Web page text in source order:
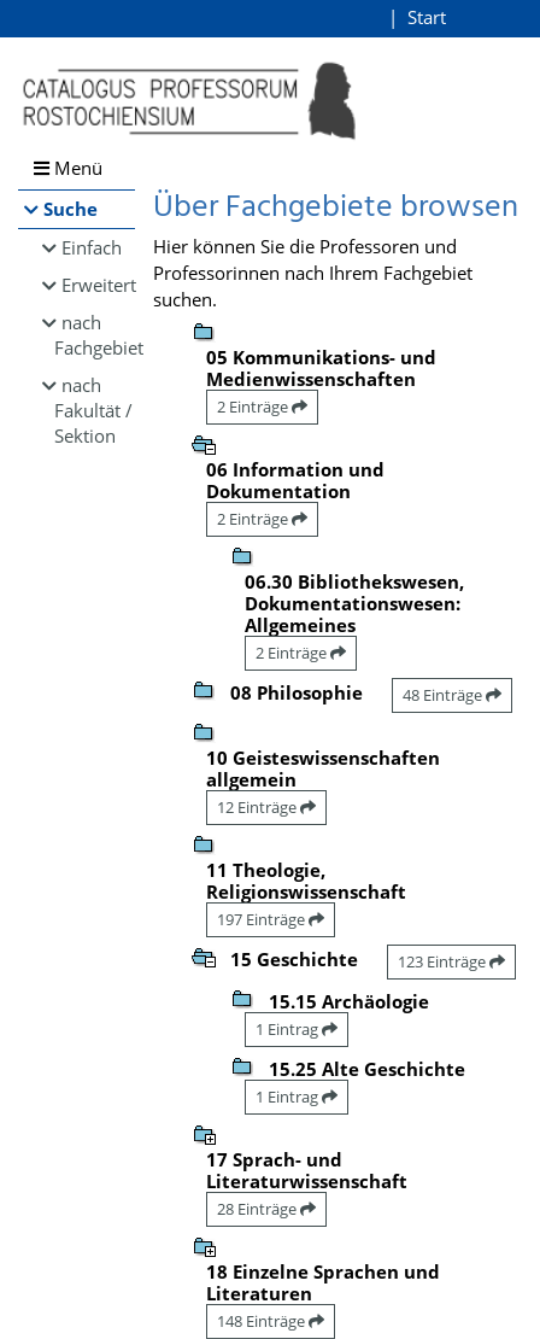
Browsen
direkt zum Inhalt
Start
Menü
Suche
Einfach
Erweitert
nach
Fachgebiet
nach
Fakultät /
Sektion
Über Fachgebiete browsen
Hier können Sie die Professoren und
Professorinnen nach Ihrem Fachgebiet
suchen.
05 Kommunikations- und
Medienwissenschaften
2 Einträge
06 Information und
Dokumentation
2 Einträge
06.30 Bibliothekswesen,
Dokumentationswesen:
Allgemeines
2 Einträge
08 Philosophie 48 Einträge
10 Geisteswissenschaften
allgemein
12 Einträge
11 Theologie,
Religionswissenschaft
197 Einträge
15 Geschichte 123 Einträge
15.15 Archäologie
1 Eintrag
15.25 Alte Geschichte
1 Eintrag
17 Sprach- und
Literaturwissenschaft
28 Einträge
18 Einzelne Sprachen und
Literaturen
148 Einträge